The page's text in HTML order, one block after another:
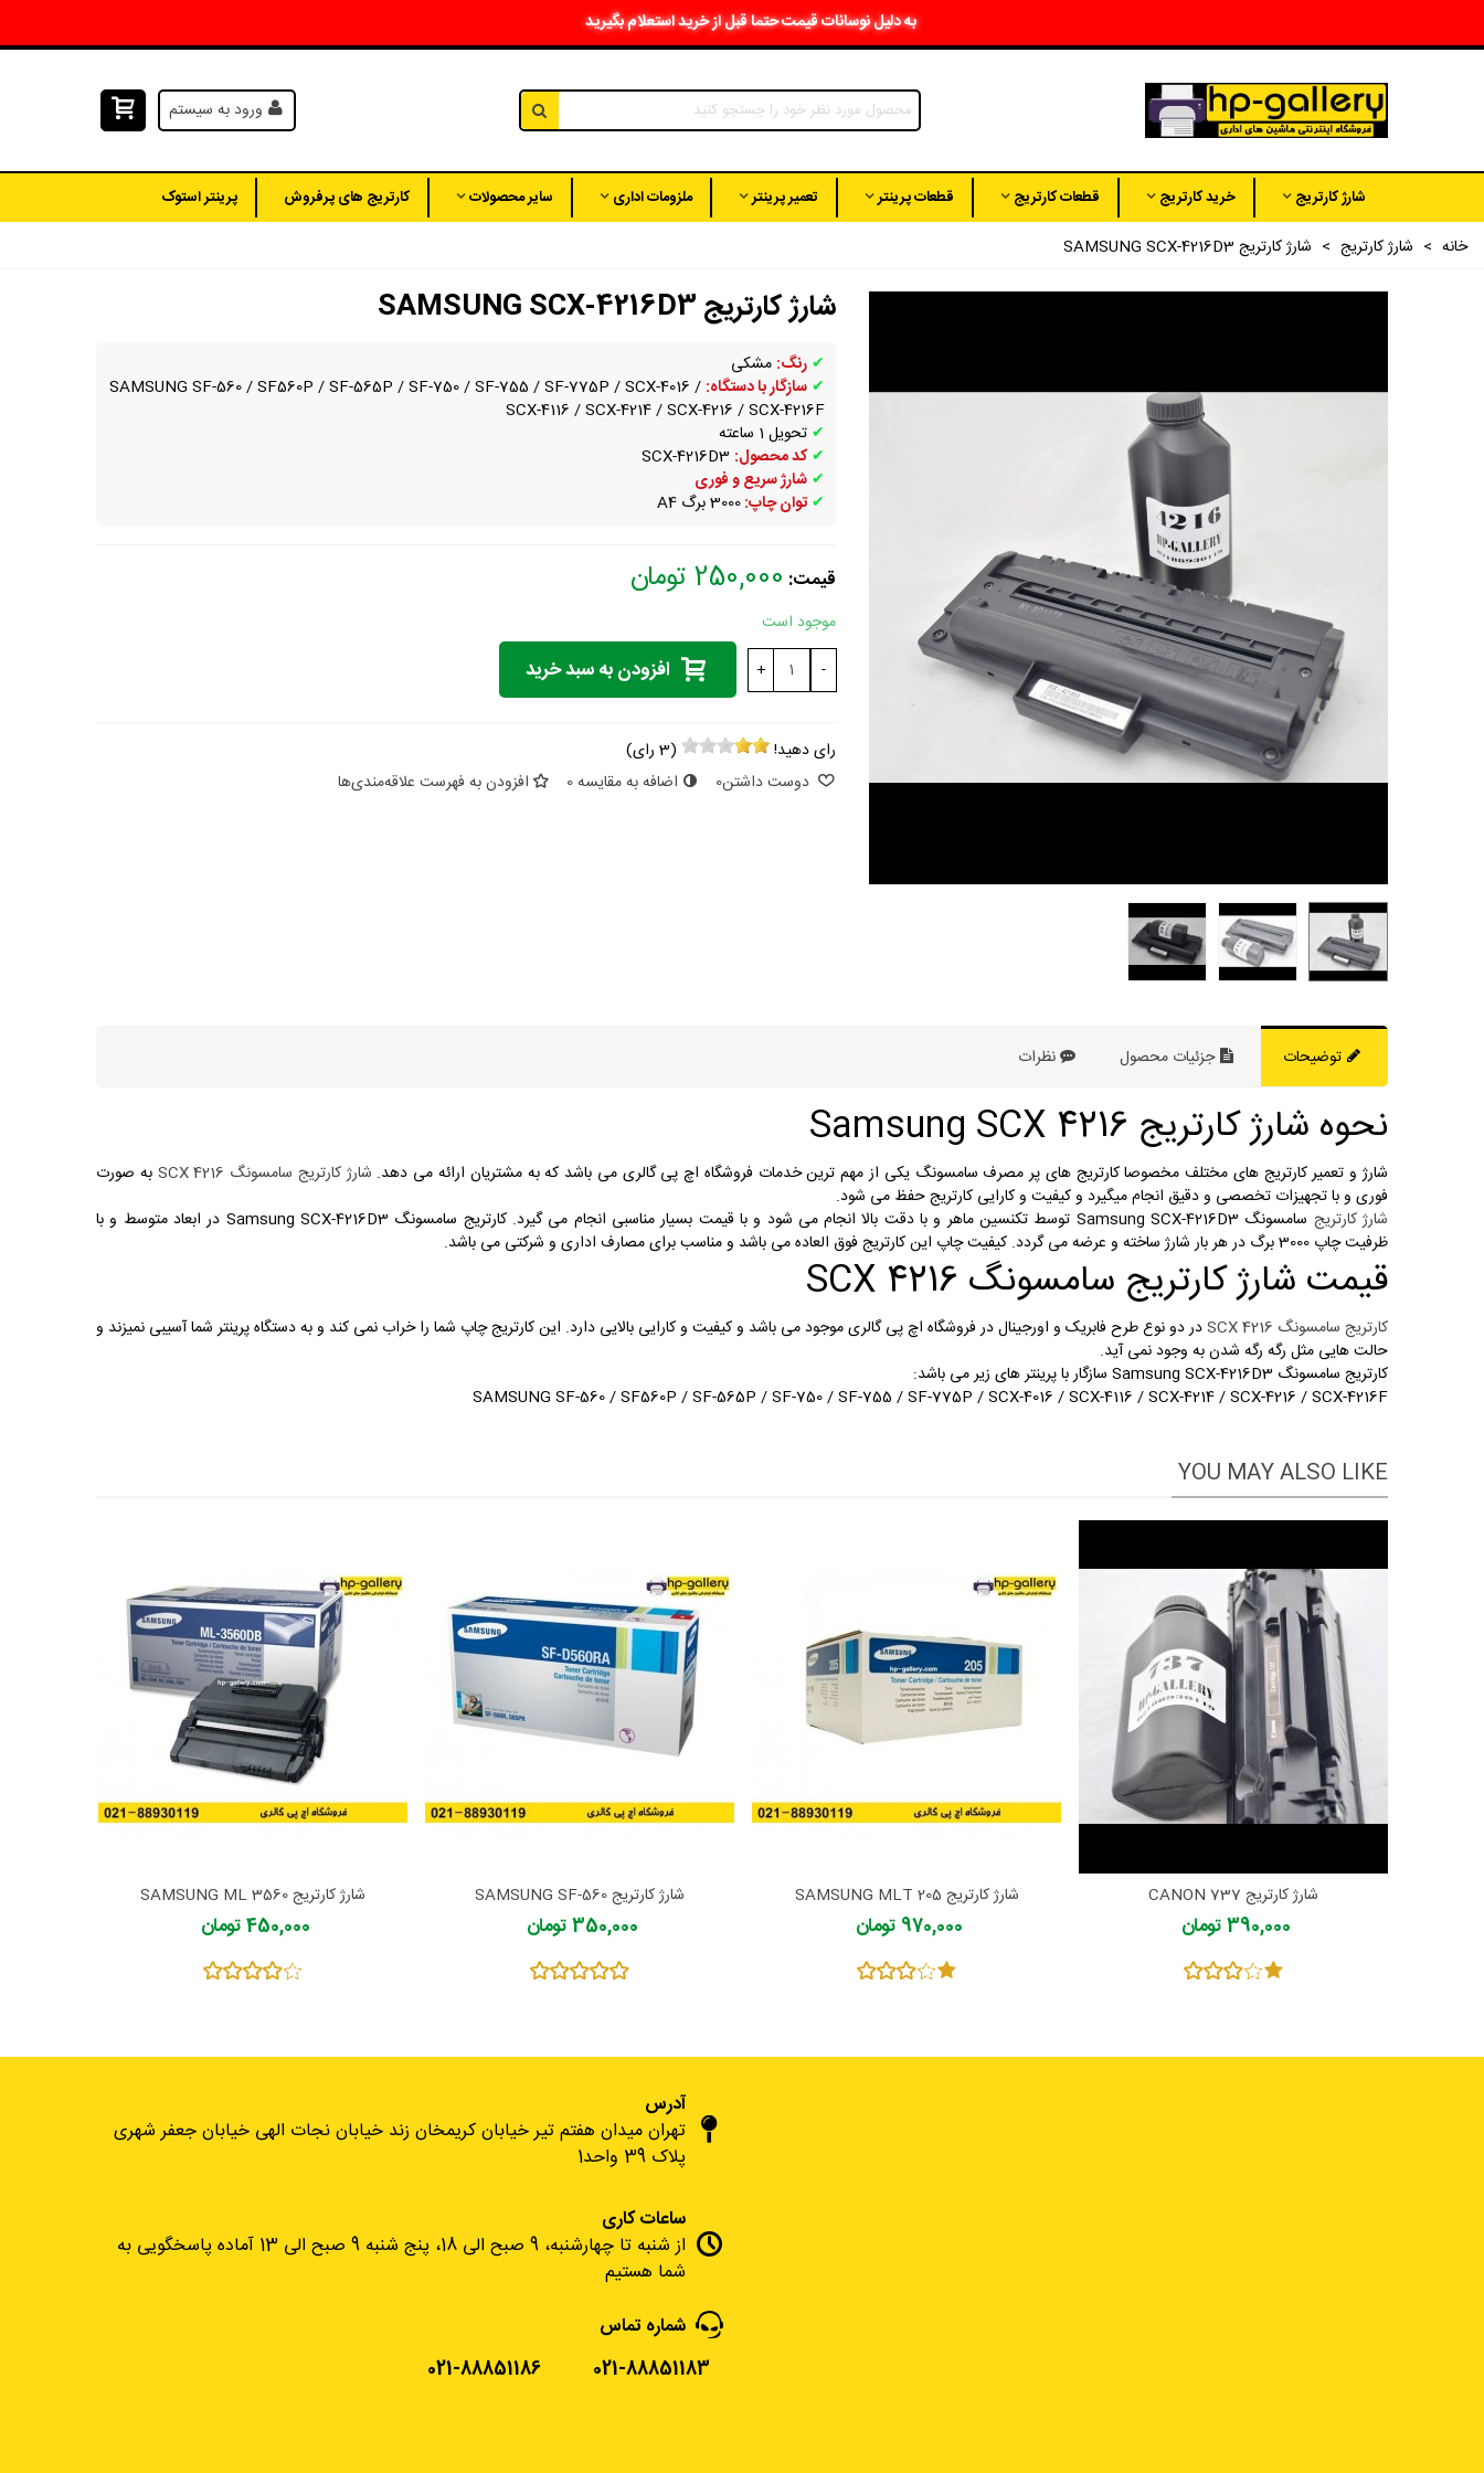
به دلیل نوسانات قیمت حتما قبل از خرید استعلام بگیرید
ورود به سیستم
شارژ کارتریج خرید کارتریج قطعات کارتریج قطعات پرینتر تعمیر پرینتر ملزومات اداری سایر محصولات کارتریج های پرفروش پرینتر استوک
خانه > شارژ کارتریج > شارژ کارتریج SAMSUNG SCX-4216D3
شارژ کارتریج SAMSUNG SCX-4216D3
✔ رنگ: مشکی
✔ سازگار با دستگاه: SAMSUNG SF-560 / SF560P / SF-565P / SF-750 / SF-755 / SF-775P / SCX-4016 /
SCX-4116 / SCX-4214 / SCX-4216 / SCX-4216F
✔ تحویل 1 ساعته
✔ کد محصول:
✔ شارژ سریع و فوری
✔ توان چاپ:3000 برگ A4
قیمت: 250,000 تومان
موجود است
-
+ افزودن به سبد خرید
رای دهید! (
3 رای)
دوست داشتن0 اضافه به مقایسه0 افزودن به فهرست علاقه‌مندی‌ها
توضیحات جزئیات محصول نظرات
نحوه شارژ کارتریج Samsung SCX 4216
شارژ و تعمیر کارتریج های مختلف مخصوصا کارتریج های پر مصرف سامسونگ یکی از مهم ترین خدمات فروشگاه اچ پی گالری می باشد که به مشتریان ارائه می دهد. شارژ کارتریج سامسونگ SCX 4216
به صورت
فوری و با تجهیزات تخصصی و دقیق انجام میگیرد و کیفیت و کارایی کارتریج حفظ می شود.
شارژ کارتریج
سامسونگ Samsung SCX-4216D3 توسط تکنسین ماهر و با دقت بالا انجام می شود و با قیمت بسیار مناسبی انجام می گیرد. کارتریج سامسونگ Samsung SCX-4216D3 در ابعاد متوسط و با
ظرفیت چاپ 3000 برگ در هر بار شارژ ساخته و عرضه می گردد. کیفیت چاپ این کارتریج فوق العاده می باشد و مناسب برای مصارف اداری و شرکتی می باشد.
قیمت شارژ کارتریج سامسونگ SCX 4216
کارتریج سامسونگ SCX 4216
در دو نوع طرح فابریک و اورجینال در فروشگاه اچ پی گالری موجود می باشد و کیفیت و کارایی بالایی دارد. این کارتریج چاپ شما را خراب نمی کند و به دستگاه پرینتر شما آسیبی نمیزند و
حالت هایی مثل رگه رگه شدن به وجود نمی آید.
کارتریج سامسونگ Samsung SCX-4216D3 سازگار با پرینتر های زیر می باشد:
SAMSUNG SF-560 / SF560P / SF-565P / SF-750 / SF-755 / SF-775P / SCX-4016 / SCX-4116 / SCX-4214 / SCX-4216 / SCX-4216F
YOU MAY ALSO LIKE
شارژ کارتریج CANON 737
390,000 تومان
شارژ کارتریج SAMSUNG MLT 205
970,000 تومان
شارژ کارتریج SAMSUNG SF-560
350,000 تومان
شارژ کارتریج SAMSUNG ML 3560
450,000 تومان
آدرس
تهران میدان هفتم تیر خیابان کریمخان زند خیابان نجات الهی خیابان جعفر شهری
پلاک 39 واحد1
ساعات کاری
از شنبه تا چهارشنبه، 9 صبح الی 18، پنج شنبه 9 صبح الی 13 آماده پاسخگویی به
شما هستیم
شماره تماس
021-88851183
021-88851186